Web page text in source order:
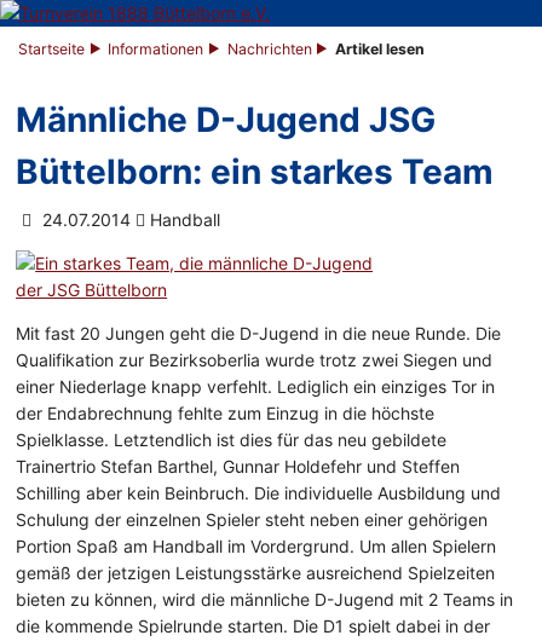
Startseite Informationen Nachrichten Artikel lesen
Männliche D-Jugend JSG
Büttelborn: ein starkes Team
24.07.2014 Handball
Mit fast 20 Jungen geht die D-Jugend in die neue Runde. Die
Qualifikation zur Bezirksoberlia wurde trotz zwei Siegen und
einer Niederlage knapp verfehlt. Lediglich ein einziges Tor in
der Endabrechnung fehlte zum Einzug in die höchste
Spielklasse. Letztendlich ist dies für das neu gebildete
Trainertrio Stefan Barthel, Gunnar Holdefehr und Steffen
Schilling aber kein Beinbruch. Die individuelle Ausbildung und
Schulung der einzelnen Spieler steht neben einer gehörigen
Portion Spaß am Handball im Vordergrund. Um allen Spielern
gemäß der jetzigen Leistungsstärke ausreichend Spielzeiten
bieten zu können, wird die männliche D-Jugend mit 2 Teams in
die kommende Spielrunde starten. Die D1 spielt dabei in der